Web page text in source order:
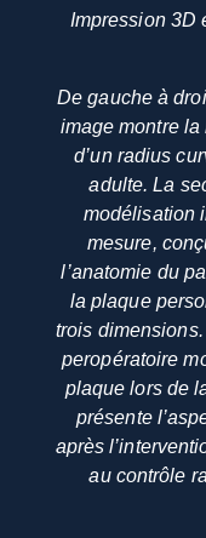
Impression 3D
De gauche à
image montre
d’un radius
adulte. La
modélisation
mesure,
l’anatomie du
la plaque
trois
peropératoire
plaque lors de
présente
après
au contrôle